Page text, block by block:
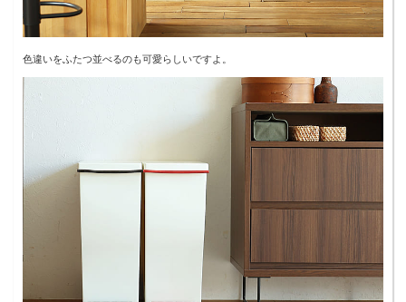
色違いをふたつ並べるのも可愛らしいですよ。